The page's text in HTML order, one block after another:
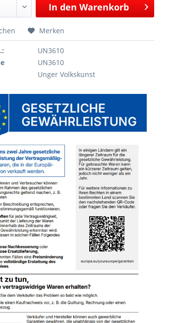
In den Warenkorb
Merken
UN3610
UN3610
Unger Volkskunst